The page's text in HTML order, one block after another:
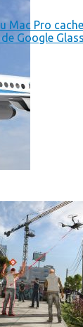
de nos
Mac Pro
Google